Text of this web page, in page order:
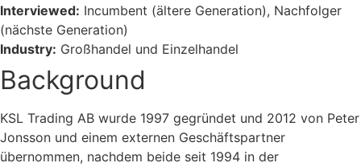
Interviewed: Incumbent (ältere Generation), Nachfolger
(nächste Generation)
Industry: Großhandel und Einzelhandel
Background
KSL Trading AB wurde 1997 gegründet und 2012 von Peter
Jonsson und einem externen Geschäftspartner
übernommen, nachdem beide seit 1994 in der